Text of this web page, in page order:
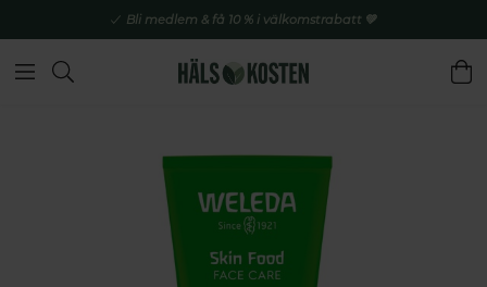
Bli medlem & få 10 % i välkomstrabatt 💚